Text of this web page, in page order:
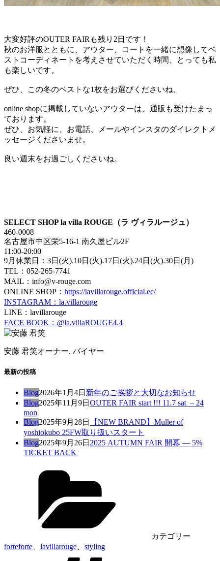
大変好評のOUTER FAIRも残り2日です！
秋のお洋服とともに、アウター、コートを一緒に想像してベ
ストコーディネートを考えさせていただく時間、とっても私
も楽しいです。
ぜひ、この冬のベストな1枚をお選びくださいね。
online shopに掲載していないアウターは、通販も受けたまっ
ております。
ぜひ、お気軽に、お電話、メールやインスタのダイレクトメ
ッセージくださいませ。
良い週末をお過ごしくださいね。
SELECT SHOP la villa ROUGE（ラ ヴィラルージュ）
460-0008
名古屋市中区栄5-16-1 南久屋ビル2F
11:00-20:00
9月休業日：3日(火).10日(火).17日(火).24日(火).30日(月)
TEL：052-265-7741
MAIL：info@v-rouge.com
ONLINE SHOP： https://lavillarouge.official.ec/
INSTAGRAM：la.villarouge
LINE：lavillarouge
FACE BOOK：@la.villaROUGE4.4
安藤 君笑オーナー. バイヤー
最新の投稿
Blog2026年1月4日 新年のご挨拶と大切なお知らせ
Blog2025年11月9日 OUTER FAIR start !!! 11.7 sat – 24
mon
Blog2025年9月28日
【NEW BRAND】Muller of
yoshiokubo 25FW取り扱いスタート
Blog2025年9月26日 2025 AUTUMN FAIR 開幕 — 5%
TICKET BACK
カテゴリー
forteforte
lavillarouge styling